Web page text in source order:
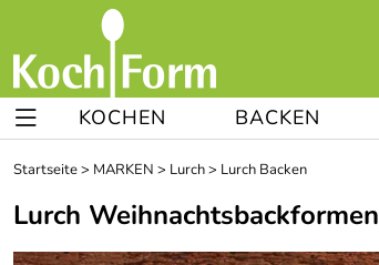
KOCHEN BACKEN
Startseite> MARKEN > Lurch> Lurch Backen
Lurch Weihnachtsbackformen